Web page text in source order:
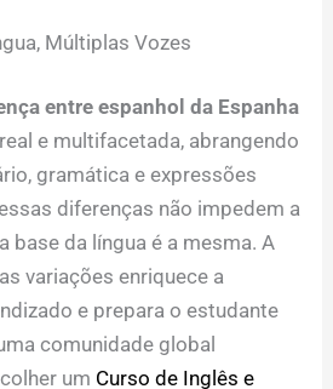
Múltiplas Vozes
entre espanhol da Espanha
e multifacetada, abrangendo
gramática e expressões
diferenças não impedem a
base da língua é a mesma. A
variações enriquece a
e prepara o estudante
comunidade global
um Curso de Inglês e